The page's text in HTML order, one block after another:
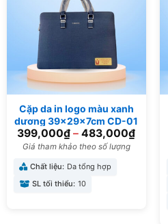
Cặp da in logo màu xanh
dương 39x29x7cm CD-01
399,000₫ –483,000₫
Giá tham khảo theo số lượng
Chất liệu: Da tổng hợp
SL tối thiểu: 10